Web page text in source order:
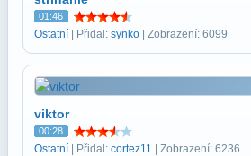
01:46
Ostatní | Přidal: synko | Zobrazení: 6099
viktor
00:28
Ostatní | Přidal: cortez11 | Zobrazení: 6236